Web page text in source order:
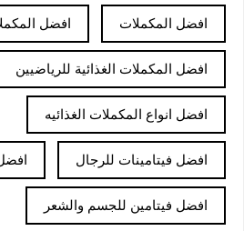
افضل المكملات افضل
افضل المكملات الغذائية للرياضيين
افضل انواع المكملات الغذائيه
افضل فيتامينات للرجال
افضل فيتامين للجسم والشعر